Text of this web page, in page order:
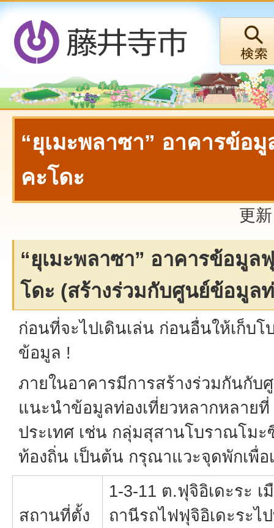
“ยุเมะพลาซา” อาคารข้อมู
คะโดะ
更
“ยุเมะพลาซา” อาคารข้อมูล
โดะ (สร้างร่วมกับศูนย์ข้อมูล
ก่อนที่จะไปเดินเล่น ก่อนอื่นให้เก็บโ
ข้อมูล !
ภายในอาคารมีการสร้างร่วมกันกับ
แนะนำข้อมูลท่องเที่ยวหลากหลายที่
ประเทศ เช่น กลุ่มสุสานโบราณโม
ท้องถิ่น เป็นต้น กรุณาแวะจุดพักเพื่อ
สถานที่ตั้ง
1-3-11 ต.ฟุจิอิเดะระ เ
ถานีรถไฟฟุจิอิเดะระไ